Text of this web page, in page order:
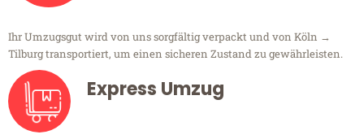
Ihr Umzugsgut wird von uns sorgfältig verpackt und von Köln →
Tilburg transportiert, um einen sicheren Zustand zu gewährleisten.
Express Umzug